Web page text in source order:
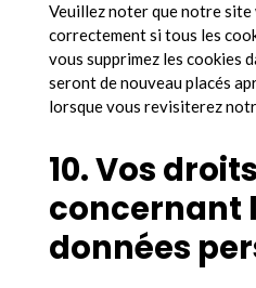
Veuillez noter que notre site
correctement si tous les
vous supprimez les cookies
seront de nouveau placés
lorsque vous revisiterez
10. Vos droits
concernant
données